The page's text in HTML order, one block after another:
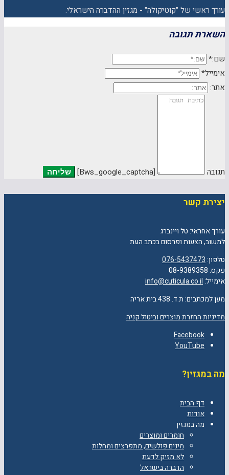
עורך ראשי של "קוטיקולה" - מגזין ההדברה הישראלי.
השארת תגובה
שם:*
אימייל*
אתר:
תגובה [bws_google_captcha]
יצירת קשר
עורך אחראי: טל ויינברג
למשוב, הצעות ופרסום בכתב העת
טלפון:076-5437473
פקס: 08-9389358
אימייל:info@cuticula.co.il
מען למכתבים: ת.ד. 438 בית אריה
מדיניות החזרת מוצרים וביטול קניה
Facebook
YouTube
מה במגזין?
דף הבית
אודות
מה במגזין
חומרים ומוצרים
מינים פולשים, מתפרצים ומחלות
לא מזיק לדעת
הדברה בישראל